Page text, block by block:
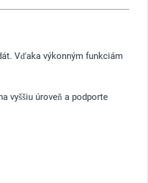
Vďaka výkonným funkciám
vyššiu úroveň a podporte